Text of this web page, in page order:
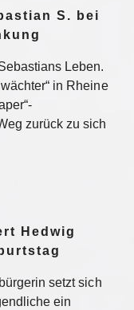
S. bei
Leben.
in Rheine
zurück zu sich
Hedwig
setzt sich
ein